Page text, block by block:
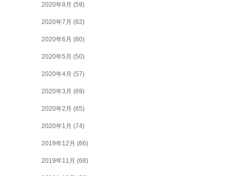
2020年8月 (59)
2020年7月 (62)
2020年6月 (60)
2020年5月 (50)
2020年4月 (57)
2020年3月 (69)
2020年2月 (65)
2020年1月 (74)
2019年12月 (66)
2019年11月 (68)